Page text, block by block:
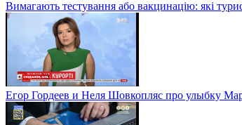
Вимагають тестування або вакцинацію: які
Егор Гордеев и Неля Шовкопляс про улыбку